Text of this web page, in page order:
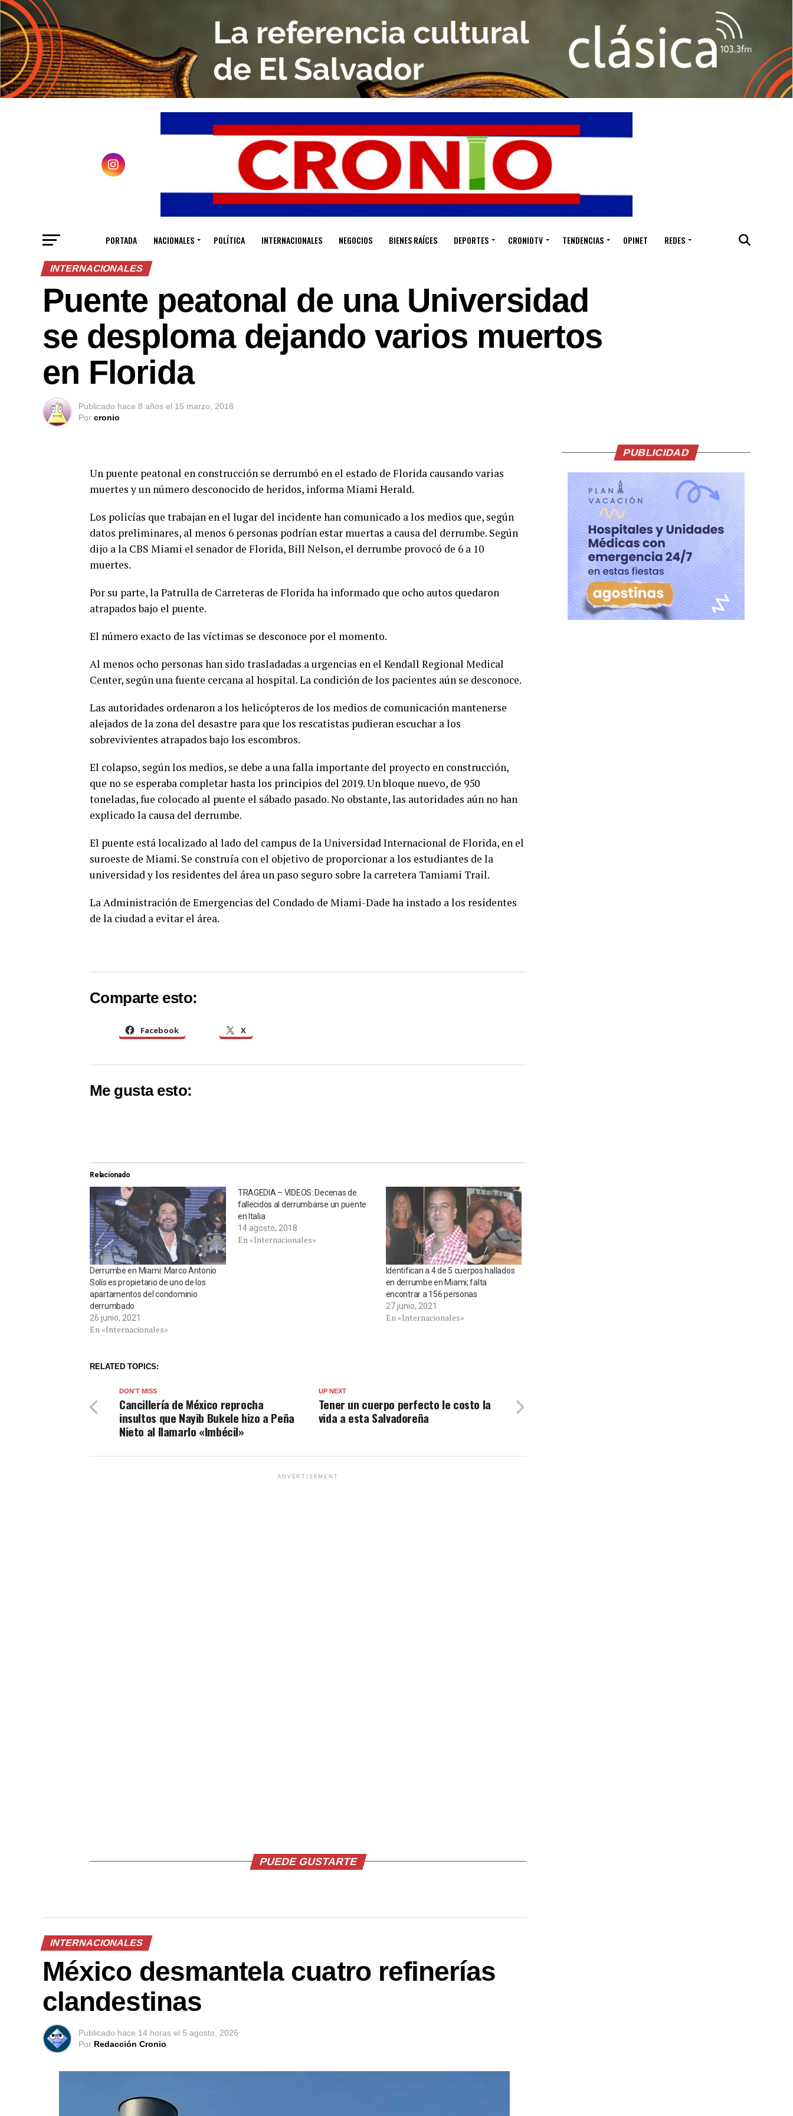
PORTADA NACIONALES POLÍTICA INTERNACIONALES NEGOCIOS BIENES RAÍCES DEPORTES CRONIOTV TENDENCIAS OPINET REDES
INTERNACIONALES
Puente peatonal de una Universidad
se desploma dejando varios muertos
en Florida
Publicado hace 8 años el 15 marzo, 2018
Por cronio
Un puente peatonal en construcción se derrumbó en el estado de Florida causando varias
muertes y un número desconocido de heridos, informa Miami Herald.
Los policías que trabajan en el lugar del incidente han comunicado a los medios que, según
datos preliminares, al menos 6 personas podrían estar muertas a causa del derrumbe. Según
dijo a la CBS Miami el senador de Florida, Bill Nelson, el derrumbe provocó de 6 a 10
muertes.
Por su parte, la Patrulla de Carreteras de Florida ha informado que ocho autos quedaron
atrapados bajo el puente.
El número exacto de las víctimas se desconoce por el momento.
Al menos ocho personas han sido trasladadas a urgencias en el Kendall Regional Medical
Center, según una fuente cercana al hospital. La condición de los pacientes aún se desconoce.
Las autoridades ordenaron a los helicópteros de los medios de comunicación mantenerse
alejados de la zona del desastre para que los rescatistas pudieran escuchar a los
sobrevivientes atrapados bajo los escombros.
El colapso, según los medios, se debe a una falla importante del proyecto en construcción,
que no se esperaba completar hasta los principios del 2019. Un bloque nuevo, de 950
toneladas, fue colocado al puente el sábado pasado. No obstante, las autoridades aún no han
explicado la causa del derrumbe.
El puente está localizado al lado del campus de la Universidad Internacional de Florida, en el
suroeste de Miami. Se construía con el objetivo de proporcionar a los estudiantes de la
universidad y los residentes del área un paso seguro sobre la carretera Tamiami Trail.
La Administración de Emergencias del Condado de Miami-Dade ha instado a los residentes
de la ciudad a evitar el área.
Comparte esto:
Facebook X
Me gusta esto:
Relacionado
Derrumbe en Miami: Marco Antonio
Solís es propietario de uno de los
apartamentos del condominio
derrumbado
26 junio, 2021
En «Internacionales»
TRAGEDIA – VIDEOS: Decenas de
fallecidos al derrumbarse un puente
en Italia
14 agosto, 2018
En «Internacionales»
Identifican a 4 de 5 cuerpos hallados
en derrumbe en Miami; falta
encontrar a 156 personas
27 junio, 2021
En «Internacionales»
RELATED TOPICS:
UP NEXT
Tener un cuerpo perfecto le costo la
vida a esta Salvadoreña
DON'T MISS
Cancillería de México reprocha
insultos que Nayib Bukele hizo a Peña
Nieto al llamarlo «Imbécil»
ADVERTISEMENT
PUEDE GUSTARTE
INTERNACIONALES
México desmantela cuatro refinerías
clandestinas
Publicado hace 14 horas el 5 agosto, 2026
Por Redacción Cronio
PUBLICIDAD